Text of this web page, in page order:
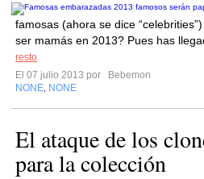
famosas (ahora se dice
ser mamás en 2013? Pues has
resto
El 07 julio 2013 por
Bebemon
NONE NONE
El ataque de los
para la colección